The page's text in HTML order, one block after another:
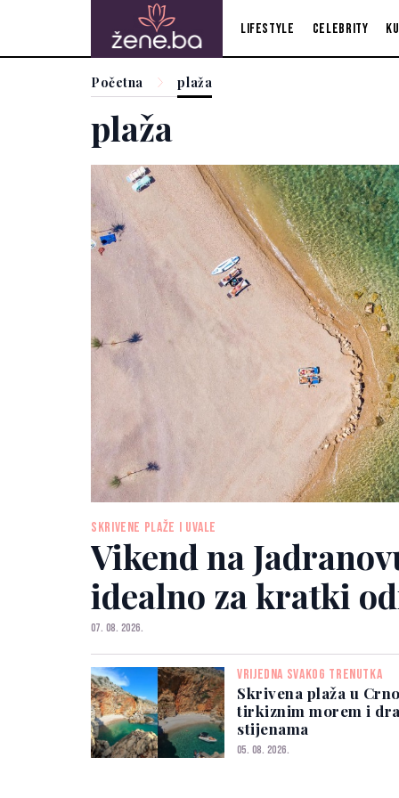
Lifestyle Celebrity
Početna plaža
plaža
SKRIVENE PLAŽE I UVALE
Vikend na
idealno za kratki
07. 08. 2026.
VRIJEDNA SVAKOG TRENUTKA
Skrivena plaža u
tirkiznim morem i
stijenama
05. 08. 2026.